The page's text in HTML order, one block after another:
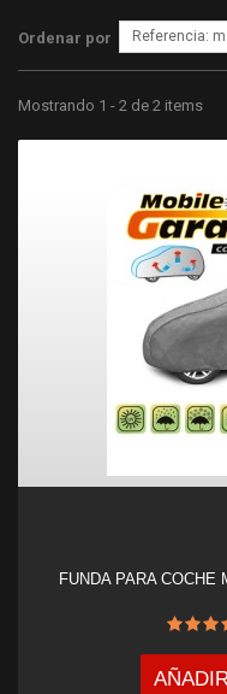
Ordenar por
Mostrando 1 - 2 de 2 items
FUNDA PARA